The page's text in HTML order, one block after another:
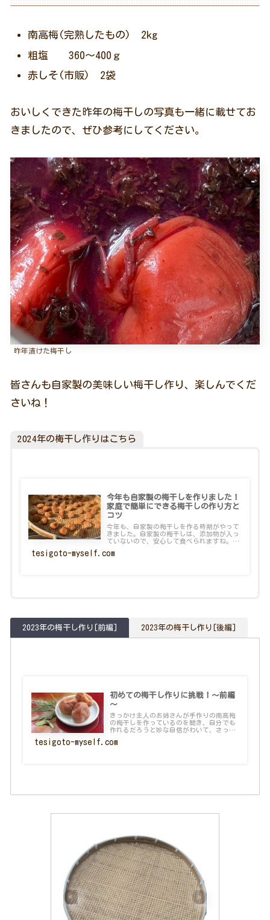
南高梅(完熟したもの) 2kg
粗塩 360～400ｇ
赤しそ(市販) 2袋
おいしくできた昨年の梅干しの写真も一緒に載せてお
きましたので、ぜひ参考にしてください。
昨年漬けた梅干し
皆さんも自家製の美味しい梅干し作り、楽しんでくだ
さいね！
2024年の梅干し作りはこちら
今年も自家製の梅干しを作りました！
家庭で簡単にできる梅干しの作り方と
コツ
今年も、自家製の梅干しを作る時期がやって
きました。自家製の梅干しは、添加物が入っ
ていないので、安心して食べられますね。
tesigoto-myself.com
2023年の梅干し作り[前編] 2023年の梅干し作り[後編]
初めての梅干し作りに挑戦！～前編
～
きっかけ主人のお姉さんが手作りの南高梅
の梅干しを作っているのを聞き、自分でも
作れるだろうと妙な自信がわいて、さっそ
tesigoto-myself.com